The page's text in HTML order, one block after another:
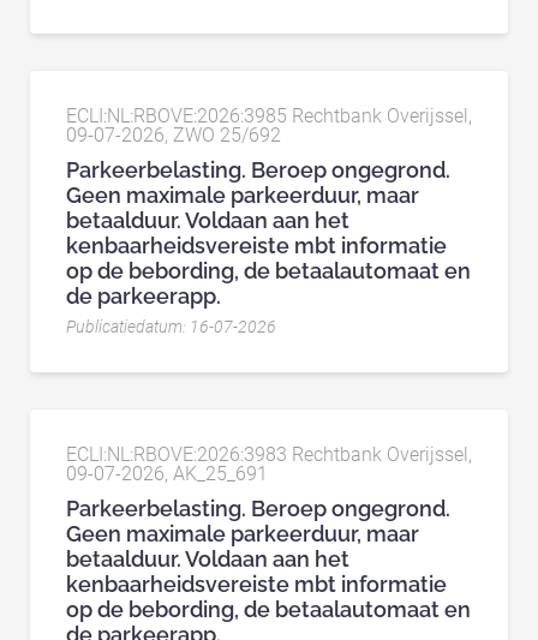
ECLI:NL:RBOVE:2026:3985 Rechtbank Overijssel,
09-07-2026, ZWO 25/692
Parkeerbelasting. Beroep ongegrond.
Geen maximale parkeerduur, maar
betaalduur. Voldaan aan het
kenbaarheidsvereiste mbt informatie
op de bebording, de betaalautomaat en
de parkeerapp.
Publicatiedatum: 16-07-2026
ECLI:NL:RBOVE:2026:3983 Rechtbank Overijssel,
09-07-2026, AK_25_691
Parkeerbelasting. Beroep ongegrond.
Geen maximale parkeerduur, maar
betaalduur. Voldaan aan het
kenbaarheidsvereiste mbt informatie
op de bebording, de betaalautomaat en
de parkeerapp.